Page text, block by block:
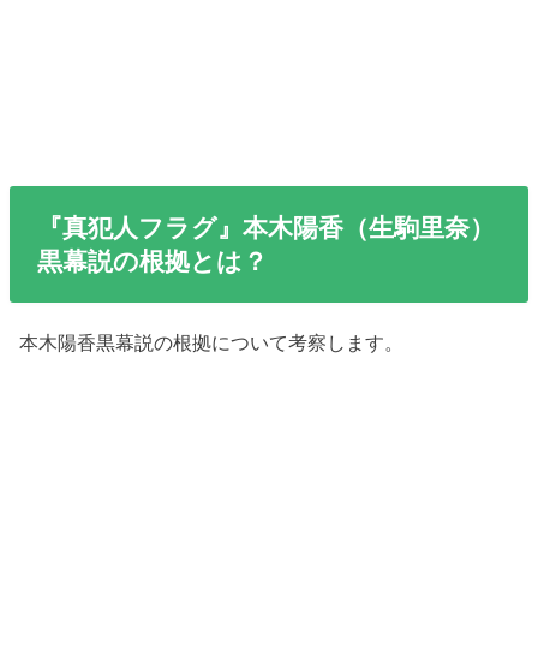
『真犯人フラグ』本木陽香（生駒里奈）
黒幕説の根拠とは？
本木陽香黒幕説の根拠について考察します。